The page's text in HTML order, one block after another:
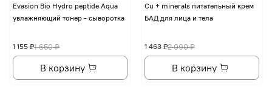
Evasion Bio Hydro peptide Aqua
увлажняющий тонер - сыворотка
1 650 ₽
1 155 ₽
В корзину
Cu + minerals питательный крем
БАД для лица и тела
2 090 ₽
1 463 ₽
В корзину